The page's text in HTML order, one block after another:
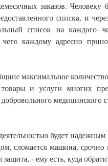
заказов. Человеку
списка, и
список на каждого
чего каждому адресно
максимальное
и услуги многих
медицинского
будет
сломается машина, срочно
- ему есть, куда